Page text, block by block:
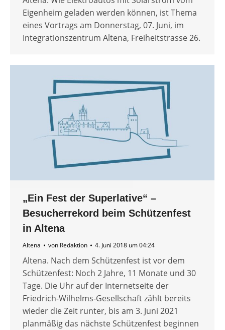
Eigenheim geladen werden können, ist Thema
eines Vortrags am Donnerstag, 07. Juni, im
Integrationszentrum Altena, Freiheitstrasse 26.
„Ein Fest der Superlative“ –
Besucherrekord beim Schützenfest
in Altena
Altena von Redaktion 4. Juni 2018 um 04:24
Altena. Nach dem Schützenfest ist vor dem
Schützenfest: Noch 2 Jahre, 11 Monate und 30
Tage. Die Uhr auf der Internetseite der
Friedrich-Wilhelms-Gesellschaft zählt bereits
wieder die Zeit runter, bis am 3. Juni 2021
planmäßig das nächste Schützenfest beginnen